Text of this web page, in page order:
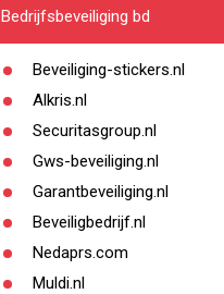
Bedrijfsbeveiliging bd
Beveiliging-stickers.nl
Alkris.nl
Securitasgroup.nl
Gws-beveiliging.nl
Garantbeveiliging.nl
Beveiligbedrijf.nl
Nedaprs.com
Muldi.nl